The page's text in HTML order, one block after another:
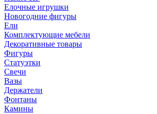
Елочные игрушки
Новогодние фигуры
Ели
Комплектующие мебели
Декоративные товары
Фигуры
Статуэтки
Свечи
Вазы
Держатели
Фонтаны
Камины